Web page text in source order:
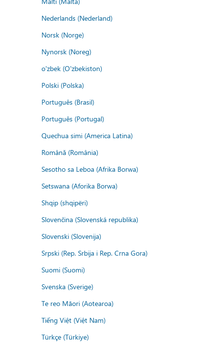
Nederlands (Nederland)
Norsk (Norge)
Nynorsk (Noreg)
o'zbek (O'zbekiston)
Polski (Polska)
Português (Brasil)
Português (Portugal)
Quechua simi (America Latina)
Română (România)
Sesotho sa Leboa (Afrika Borwa)
Setswana (Aforika Borwa)
Shqip (shqipëri)
Slovenčina (Slovenská republika)
Slovenski (Slovenija)
Srpski (Rep. Srbija i Rep. Crna Gora)
Suomi (Suomi)
Svenska (Sverige)
Te reo Māori (Aotearoa)
Tiếng Việt (Việt Nam)
Türkçe (Türkiye)